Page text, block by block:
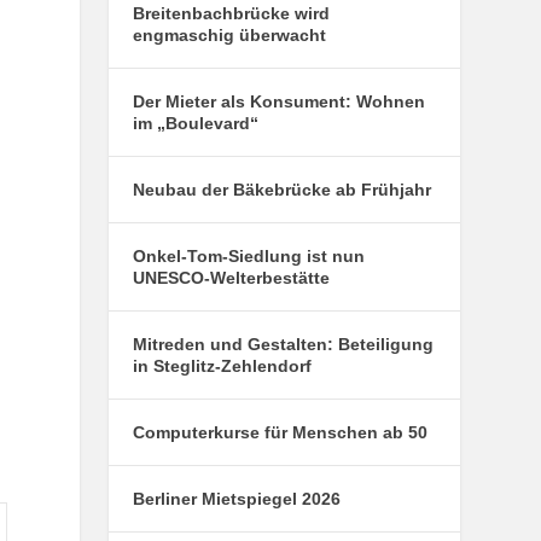
Breitenbachbrücke wird
engmaschig überwacht
Der Mieter als Konsument: Wohnen
im „Boulevard“
Neubau der Bäkebrücke ab Frühjahr
Onkel-Tom-Siedlung ist nun
UNESCO-Welterbestätte
Mitreden und Gestalten: Beteiligung
in Steglitz-Zehlendorf
Computerkurse für Menschen ab 50
Berliner Mietspiegel 2026